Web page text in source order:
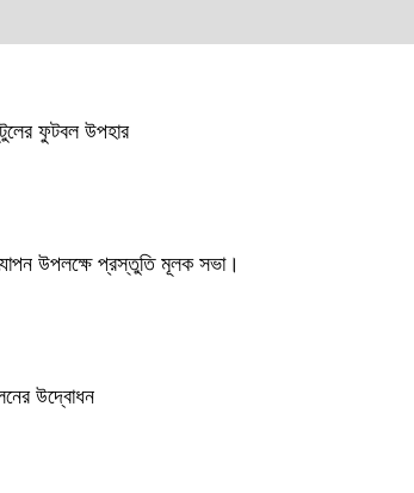
ফুটবল উপহার
উপলক্ষে প্রস্তুতি মূলক সভা।
উদ্বোধন